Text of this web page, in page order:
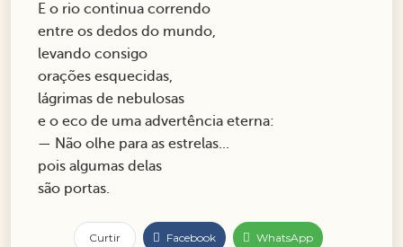
E o rio continua correndo
entre os dedos do mundo,
levando consigo
orações esquecidas,
lágrimas de nebulosas
e o eco de uma advertência eterna:
— Não olhe para as estrelas...
pois algumas delas
são portas.
Curtir Facebook WhatsApp